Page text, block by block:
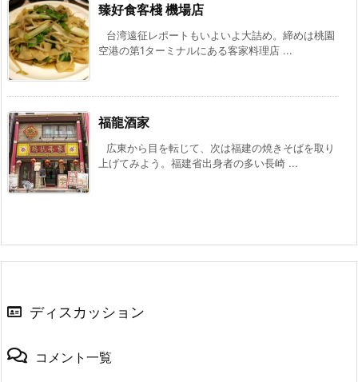
臻好食客棧 機場店
台湾遠征レポートもいよいよ大詰め。締めは桃園
空港の第1ターミナルにある客家料理店 ...
福龍酒家
広東から目を転じて、次は福建の焼きそばを取り
上げてみよう。福建省出身者の多い長崎 ...
ディスカッション
コメント一覧